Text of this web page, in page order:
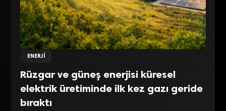
ENERJI
Rüzgar ve güneş enerjisi küresel
elektrik üretiminde ilk kez gazı geride
bıraktı